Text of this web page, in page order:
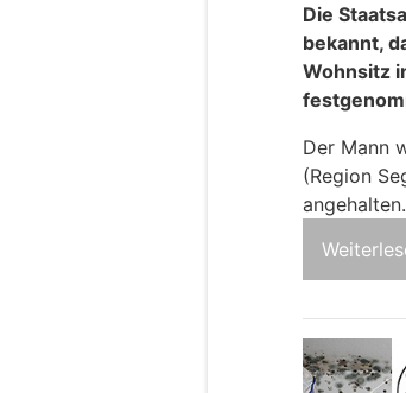
Die
bekannt,
Wohnsitz
Der Mann
(Region
angehalten.